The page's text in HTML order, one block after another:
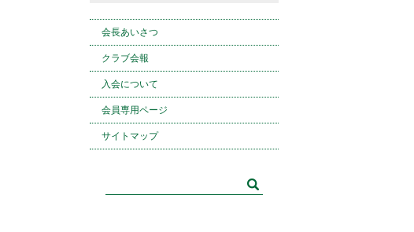
会長あいさつ
クラブ会報
入会について
会員専用ページ
サイトマップ